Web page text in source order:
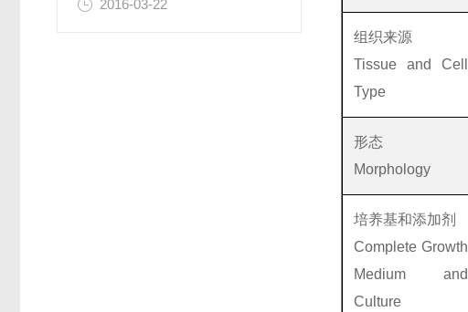
2016-03-22
组织来源
Tissue and Cell
Type
形态
Morphology
培养基和添加剂
Complete Growth
Medium and
Culture